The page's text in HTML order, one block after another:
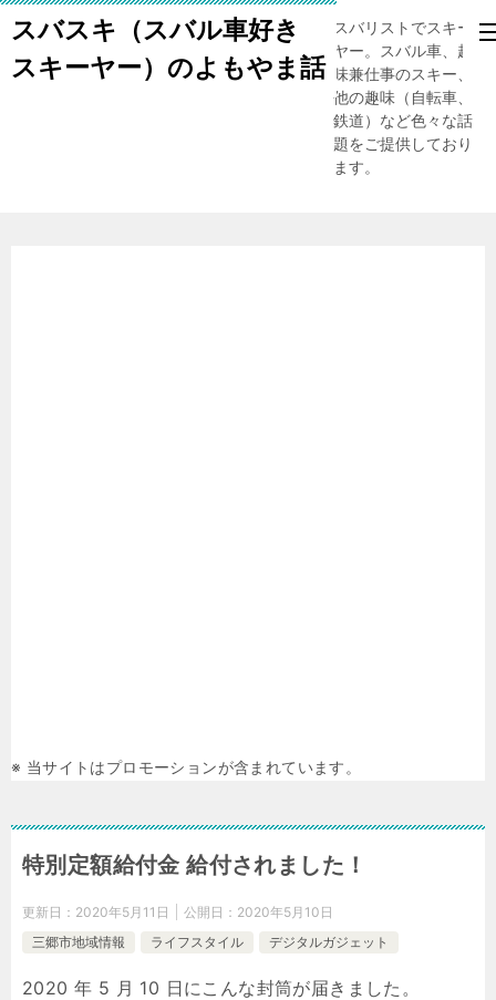
スバスキ（スバル車好き
スキーヤー）のよもやま話
スバリストでスキー
ヤー。スバル車、趣
味兼仕事のスキー、
他の趣味（自転車、
鉄道）など色々な話
題をご提供しており
ます。
※ 当サイトはプロモーションが含まれています。
特別定額給付金 給付されました！
更新日： 2020年5月11日 公開日： 2020年5月10日
三郷市地域情報
ライフスタイル デジタルガジェット
2020 年 5 月 10 日にこんな封筒が届きました。